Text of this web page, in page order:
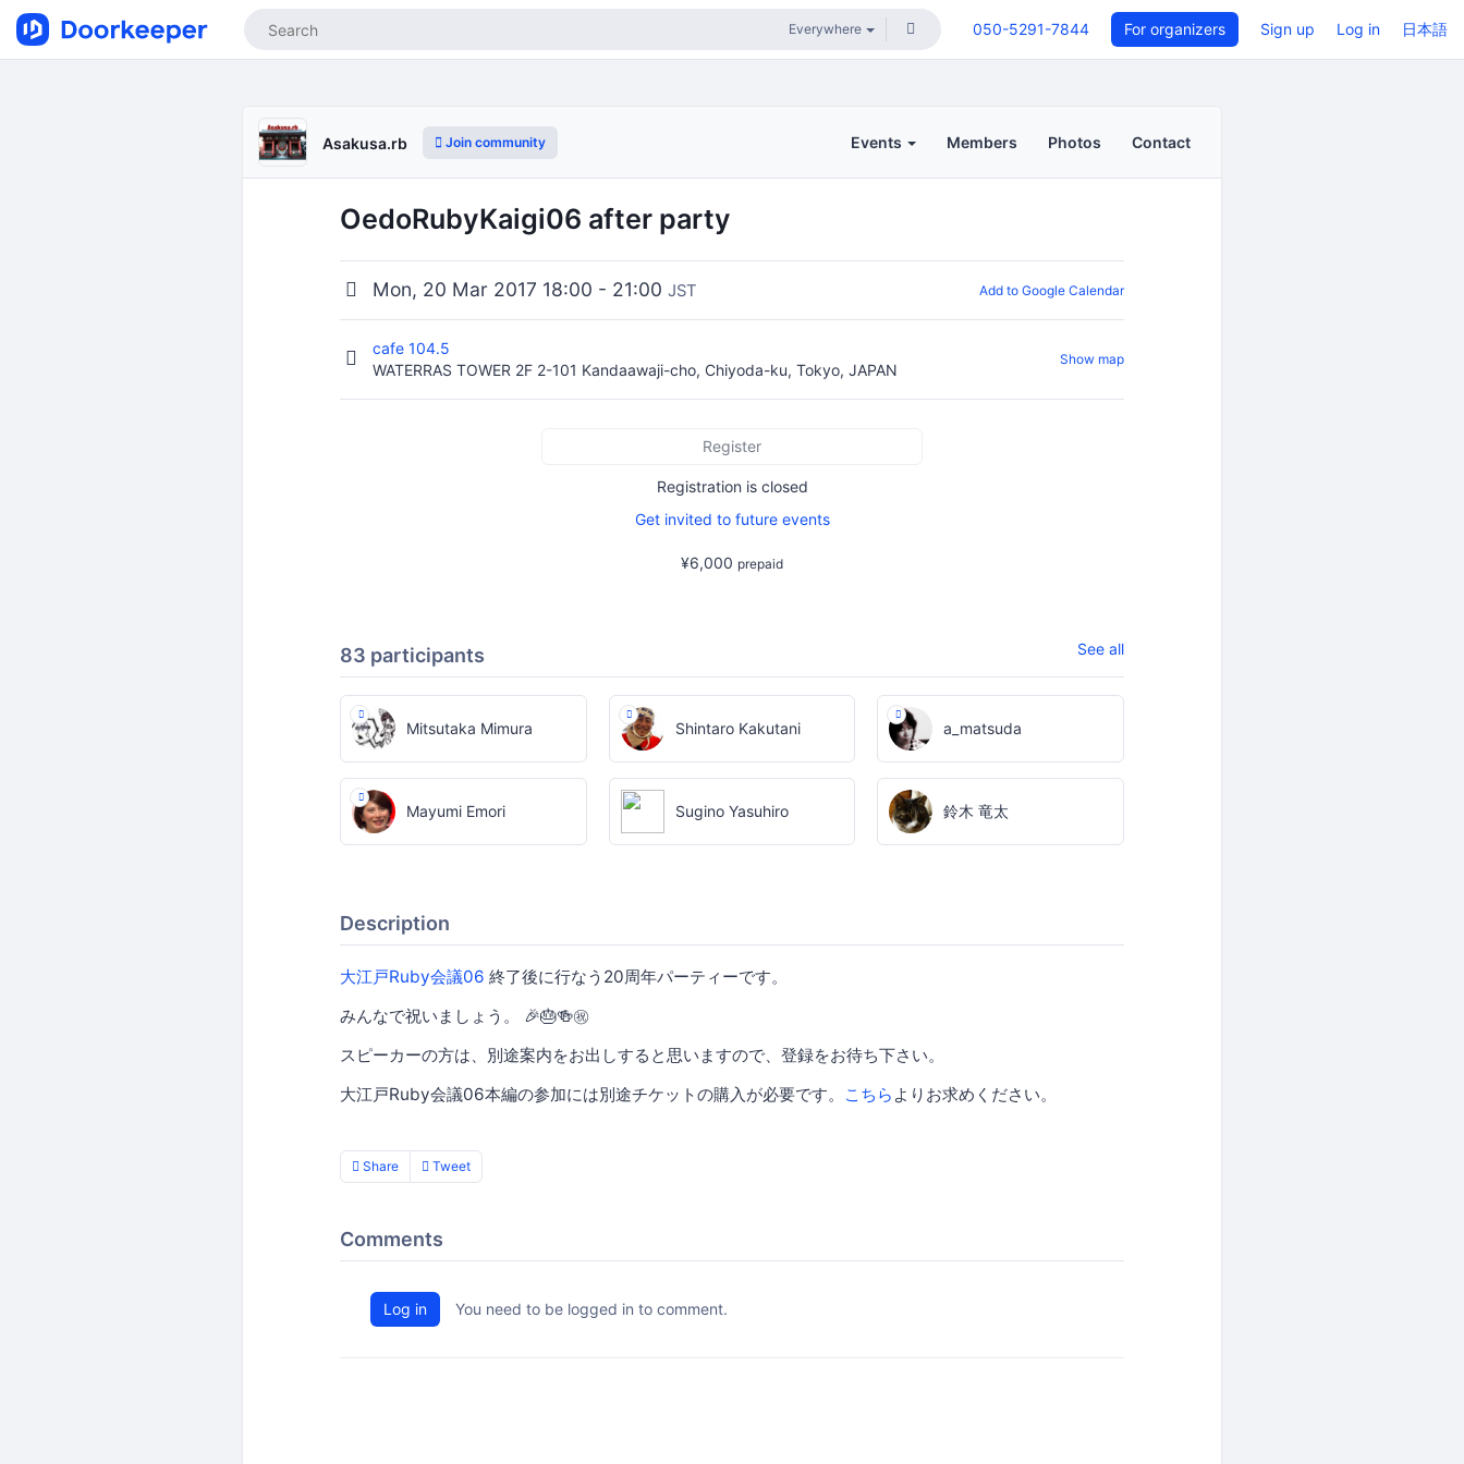
050-5291-7844 For organizers Sign up Log in 日本語
Asakusa.rb Join community Events Members Photos Contact
OedoRubyKaigi06 after party
Mon, 20 Mar 2017 18:00 - 21:00 JST Add to Google Calendar
cafe 104.5
WATERRAS TOWER 2F 2-101 Kandaawaji-cho, Chiyoda-ku, Tokyo, JAPAN
Show map
Register
Registration is closed
Get invited to future events
¥6,000 prepaid
83 participants See all
Mitsutaka Mimura Shintaro Kakutani a_matsuda
Mayumi Emori Sugino Yasuhiro 鈴木 竜太
Description
大江戸Ruby会議06 終了後に行なう20周年パーティーです。
みんなで祝いましょう。 🎉🎂🍻㊗️
スピーカーの方は、別途案内をお出しすると思いますので、登録をお待ち下さい。
大江戸Ruby会議06本編の参加には別途チケットの購入が必要です。
こちら よりお求めください。
Share Tweet
Comments
Log in You need to be logged in to comment.